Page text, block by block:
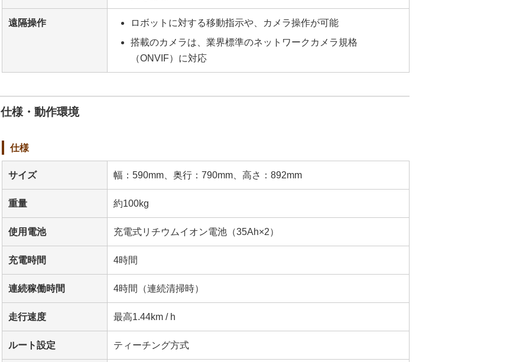
遠隔操作
ロボットに対する移動指示や、カメラ操作が可能
搭載のカメラは、業界標準のネットワークカメラ規格
（ONVIF）に対応
仕様・動作環境
仕様
サイズ 幅：590mm、奥行：790mm、高さ：892mm
重量 約100kg
使用電池 充電式リチウムイオン電池（35Ah×2）
充電時間 4時間
連続稼働時間 4時間（連続清掃時）
走行速度 最高1.44km / h
ルート設定 ティーチング方式